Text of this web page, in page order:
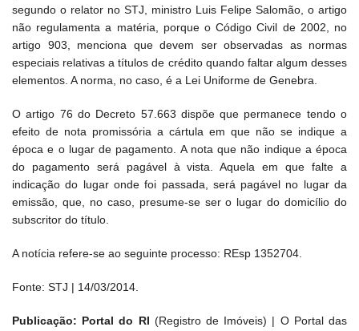
segundo o relator no STJ, ministro Luis Felipe Salomão, o artigo
não regulamenta a matéria, porque o Código Civil de 2002, no
artigo 903, menciona que devem ser observadas as normas
especiais relativas a títulos de crédito quando faltar algum desses
elementos. A norma, no caso, é a Lei Uniforme de Genebra.
O artigo 76 do Decreto 57.663 dispõe que permanece tendo o
efeito de nota promissória a cártula em que não se indique a
época e o lugar de pagamento. A nota que não indique a época
do pagamento será pagável à vista. Aquela em que falte a
indicação do lugar onde foi passada, será pagável no lugar da
emissão, que, no caso, presume-se ser o lugar do domicílio do
subscritor do título.
A notícia refere-se ao seguinte processo: REsp 1352704.
Fonte: STJ | 14/03/2014.
Publicação: Portal do RI (Registro de Imóveis) | O Portal das